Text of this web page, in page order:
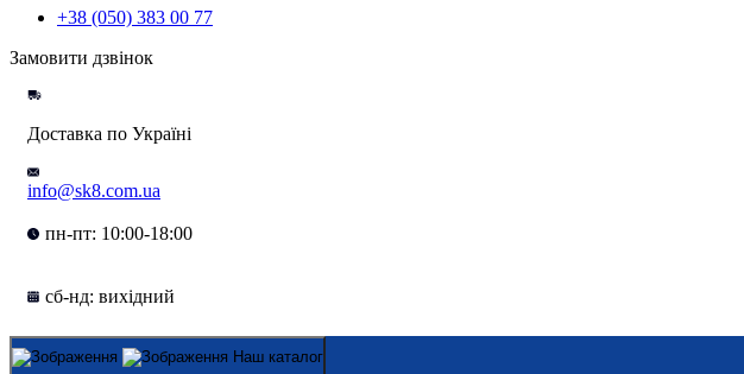
+38 (050) 383 00 77
Замовити дзвінок
Доставка по Україні
info@sk8.com.ua
пн-пт: 10:00-18:00
сб-нд: вихідний
Наш каталог